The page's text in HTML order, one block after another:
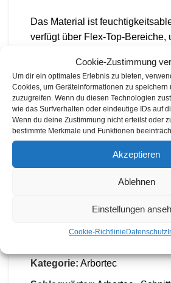
Cookie-Zustimmung
Um dir ein optimales Erlebnis zu bieten,
Cookies, um Geräteinformationen zu speichern
zuzugreifen. Wenn du diesen Technologien
wie das Surfverhalten oder eindeutige IDs auf
Wenn du deine Zustimmung nicht erteilst oder
bestimmte Merkmale und Funktionen
Akzeptieren
Ablehnen
Einstellungen
Cookie-Richtlinie Datenschutz
Das Material ist
verfügt über Flex-Top-Bereiche,
Arbeitseinsätze zu
Schutzschicht ist leicht und
Design, das für eine
und zugleich den notwendigen
Umgang mit Kettensägen bietet.
VERSAND & LIEFERUNG
Kategorie:Arbortec